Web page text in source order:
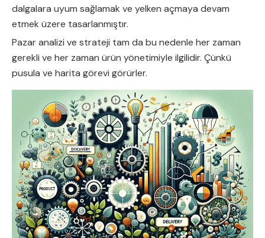
dalgalara uyum sağlamak ve yelken açmaya devam
etmek üzere tasarlanmıştır.
Pazar analizi ve strateji tam da bu nedenle her zaman
gerekli ve her zaman ürün yönetimiyle ilgilidir. Çünkü
pusula ve harita görevi görürler.